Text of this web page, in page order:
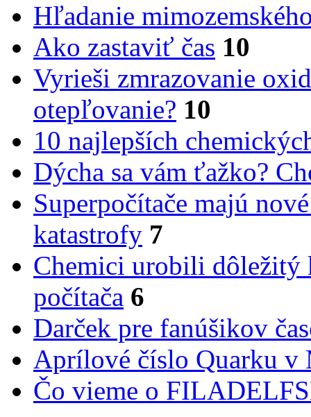
Hľadanie
Ako zastaviť čas 10
Vyrieši zmrazovanie
otepľovanie? 10
10 najlepších
Dýcha sa vám ťažko?
Superpočítače majú
katastrofy 7
Chemici urobili dôležitý
počítača 6
Darček pre fanúšikov
Aprílové číslo Quarku v
Čo vieme o